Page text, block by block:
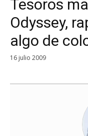
Tesoros
Odyssey,
algo de
16 julio 2009